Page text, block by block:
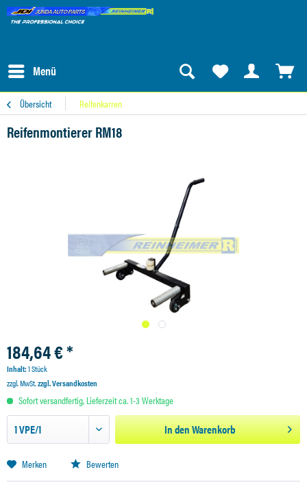
Menü
Übersicht Reifenkarren
Reifenmontierer RM18
184,64 € *
Inhalt:1 Stück
zzgl. MwSt.zzgl. Versandkosten
Sofort versandfertig, Lieferzeit ca. 1-3 Werktage
In denWarenkorb
Merken Bewerten